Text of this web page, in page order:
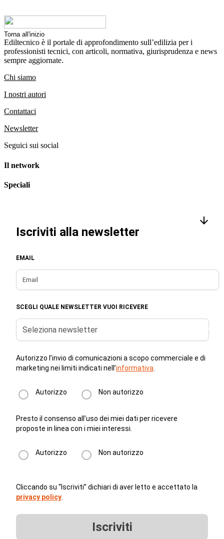
Torna all'inizio
Ediltecnico è il portale di approfondimento sull’edilizia per i
professionisti tecnici, con articoli, normativa, giurisprudenza e news
sempre aggiornate.
Chi siamo
I nostri autori
Contattaci
Newsletter
Seguici sui social
Il network
Speciali
Iscriviti alla newsletter
EMAIL
SCEGLI QUALE NEWSLETTER VUOI RICEVERE
Seleziona newsletter
Autorizzo l’invio di comunicazioni a scopo commerciale e di
marketing nei limiti indicati nell’informativa
Autorizzo Non autorizzo
Presto il consenso all’uso dei miei dati per ricevere
proposte in linea con i miei interessi.
Autorizzo Non autorizzo
Cliccando su “Iscriviti” dichiari di aver letto e accettato la
privacy policy
Iscriviti